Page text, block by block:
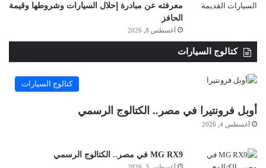
معرفته عن مبادرة إحلال السيارات وشروطها وقيمة
الحافز
أغسطس 8, 2026
كتالوج السيارات
كتالوج السيارات
أوبل فرونتيرا في مصر.. الكتالوج الرسمي
أغسطس 4, 2026
MG RX9 في مصر.. الكتالوج الرسمي
أغسطس 3, 2026